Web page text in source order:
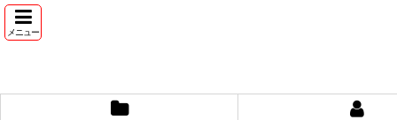
メニュー